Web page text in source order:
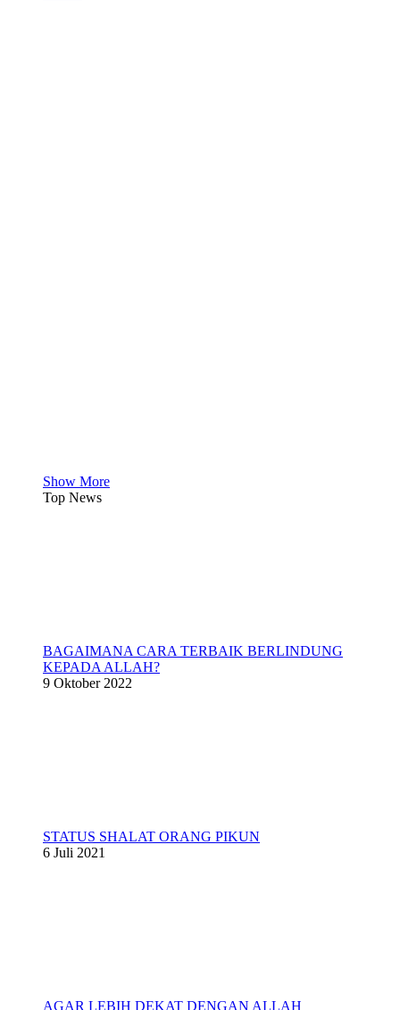
Show More
Top News
BAGAIMANA CARA TERBAIK BERLINDUNG
KEPADA ALLAH?
9 Oktober 2022
STATUS SHALAT ORANG PIKUN
6 Juli 2021
AGAR LEBIH DEKAT DENGAN ALLAH